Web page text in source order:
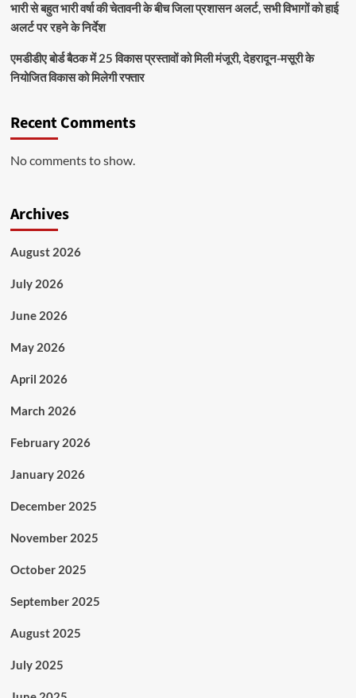
भारी से बहुत भारी वर्षा की चेतावनी के बीच जिला प्रशासन अलर्ट, सभी विभागों को हाई
अलर्ट पर रहने के निर्देश
एमडीडीए बोर्ड बैठक में 25 विकास प्रस्तावों को मिली मंजूरी, देहरादून-मसूरी के
नियोजित विकास को मिलेगी रफ्तार
Recent Comments
No comments to show.
Archives
August 2026
July 2026
June 2026
May 2026
April 2026
March 2026
February 2026
January 2026
December 2025
November 2025
October 2025
September 2025
August 2025
July 2025